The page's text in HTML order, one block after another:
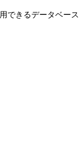
できるデータベース